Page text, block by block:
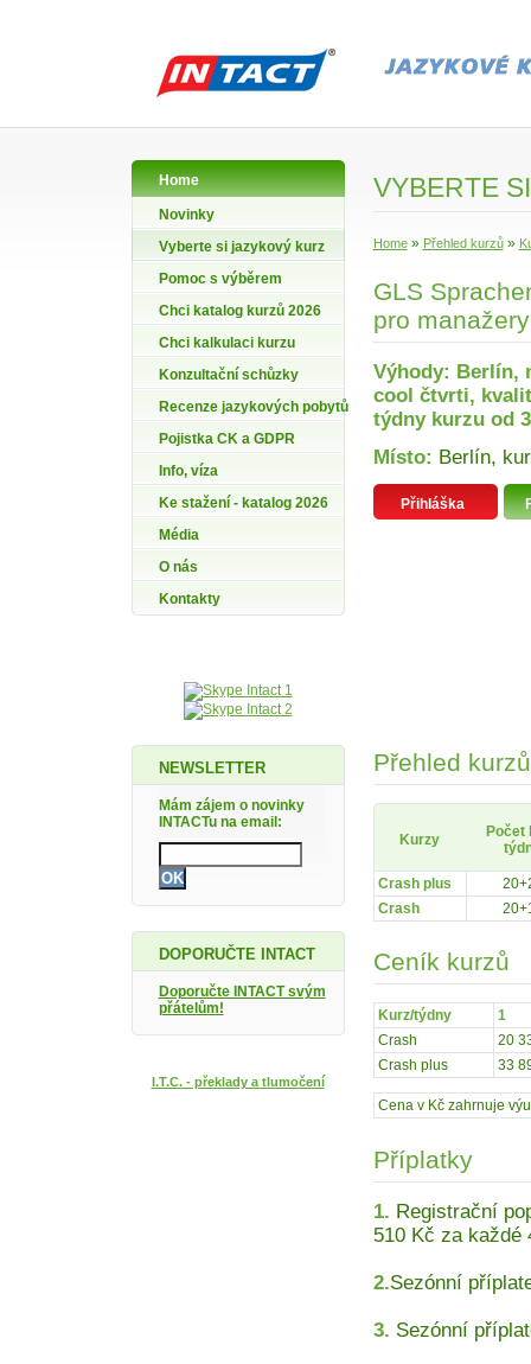
Home
Novinky
Vyberte si jazykový kurz
Pomoc s výběrem
Chci katalog kurzů 2026
Chci kalkulaci kurzu
Konzultační schůzky
Recenze jazykových pobytů
Pojistka CK a GDPR
Info, víza
Ke stažení - katalog 2026
Média
O nás
Kontakty
NEWSLETTER
Mám zájem o novinky
INTACTu na email:
DOPORUČTE INTACT
Doporučte INTACT svým
přátelům!
I.T.C. - překlady a tlumočení
VYBERTE
Home» Přehled kurzů»
GLS
pro manažery
Výhody: Berlín,
cool čtvrti,
týdny kurzu od
Místo: Berlín,
Přihláška
Přehled kurzů
Kurzy
Počet
Crash plus
Crash
Ceník kurzů
Kurz/týdny
1
Crash
20
Crash plus
33
Cena v Kč zahrnuje
Příplatky
1. Registrační
510 Kč za každé
2.Sezónní
3. Sezónní